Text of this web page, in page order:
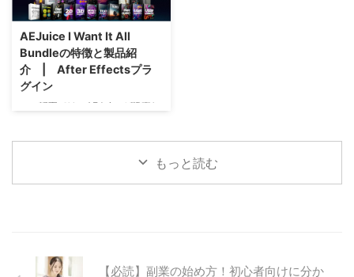
を利用しています。その中で注目
されているのが、Motion
Elements（モーションエレメン
ツ）です。 この記事では、特に
注目される無料プランの特徴と、
その効果的な活用方法、有料プラ
ンとの違いについて詳しく解説し
AEJuice I Want It All
Bundleの特徴と製品紹
介 | After Effectsプラ
グイン
この記事では、AEJuiceが販売し
紹介します。AEJuice拡張パック
をセットにしたお得なバンドル製
な分野で活躍できる製品です。 I
もっと読む
【必読】副業の始め方！初心者向けに分か